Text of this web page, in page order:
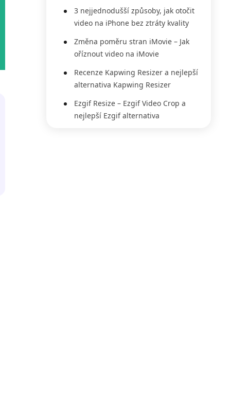
3 nejjednodušší způsoby, jak otočit
video na iPhone bez ztráty kvality
Změna poměru stran iMovie – Jak
oříznout video na iMovie
Recenze Kapwing Resizer a nejlepší
alternativa Kapwing Resizer
Ezgif Resize – Ezgif Video Crop a
nejlepší Ezgif alternativa